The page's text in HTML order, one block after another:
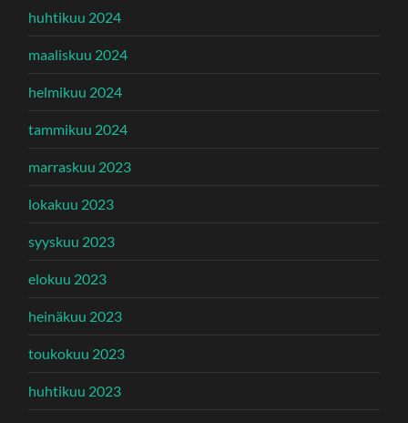
huhtikuu 2024
maaliskuu 2024
helmikuu 2024
tammikuu 2024
marraskuu 2023
lokakuu 2023
syyskuu 2023
elokuu 2023
heinäkuu 2023
toukokuu 2023
huhtikuu 2023